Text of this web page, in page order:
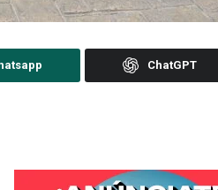
ChatGPT